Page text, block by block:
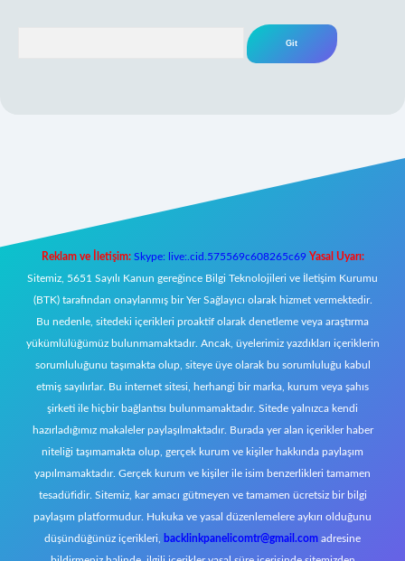
Reklam ve İletişim: Skype: live:.cid.575569c608265c69 Yasal Uyarı:
Sitemiz, 5651 Sayılı Kanun gereğince Bilgi Teknolojileri ve İletişim Kurumu
(BTK) tarafından onaylanmış bir Yer Sağlayıcı olarak hizmet vermektedir.
Bu nedenle, sitedeki içerikleri proaktif olarak denetleme veya araştırma
yükümlülüğümüz bulunmamaktadır. Ancak, üyelerimiz yazdıkları içeriklerin
sorumluluğunu taşımakta olup, siteye üye olarak bu sorumluluğu kabul
etmiş sayılırlar. Bu internet sitesi, herhangi bir marka, kurum veya şahıs
şirketi ile hiçbir bağlantısı bulunmamaktadır. Sitede yalnızca kendi
hazırladığımız makaleler paylaşılmaktadır. Burada yer alan içerikler haber
niteliği taşımamakta olup, gerçek kurum ve kişiler hakkında paylaşım
yapılmamaktadır. Gerçek kurum ve kişiler ile isim benzerlikleri tamamen
tesadüfidir. Sitemiz, kar amacı gütmeyen ve tamamen ücretsiz bir bilgi
paylaşım platformudur. Hukuka ve yasal düzenlemelere aykırı olduğunu
düşündüğünüz içerikleri,
backlinkpanelicomtr@gmail.com adresine